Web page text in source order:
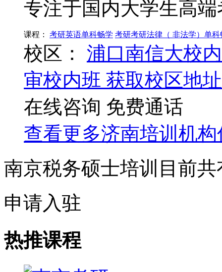
专注于国内大学生高
课程： 考研英语单科畅学 考研考研法律（ 非法学）单科
校区：
浦口南信大校
审校内班 获取校区地址
在线咨询 免费通话
查看更多济南培训机构
南京税务硕士培训目前
申请入驻
热推课程